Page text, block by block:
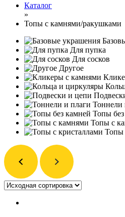
Каталог
»
Топы с камнями/ракушками
Для пупка
Для сосков
Другое
Тоннели
Топы
Топы с
Топы